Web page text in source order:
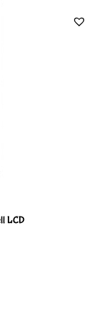
LCD